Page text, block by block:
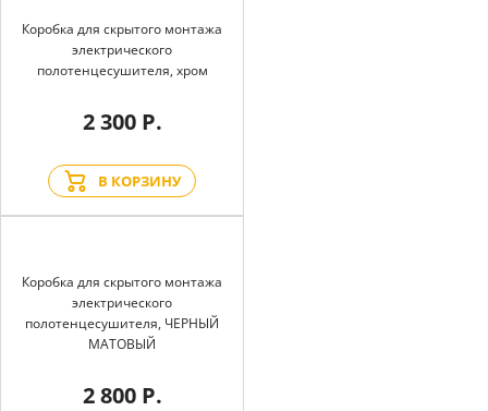
Коробка для скрытого монтажа
электрического
полотенцесушителя, хром
2 300 Р.
В КОРЗИНУ
Коробка для скрытого монтажа
электрического
полотенцесушителя, ЧЕРНЫЙ
МАТОВЫЙ
2 800 Р.